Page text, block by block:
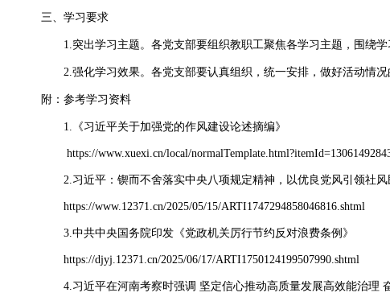
三、学习要求
1.突出学习主题。各党支部要组织教职工聚焦各学习主题，围绕学
2.强化学习效果。各党支部要认真组织，统一安排，做好活动情况
附：参考学习资料
1.《习近平关于加强党的作风建设论述摘编》
https://www.xuexi.cn/local/
2.习近平：锲而不舍落实中央八项规定精神，以优良党风引领社风
https://www.12371.cn/2025/05/15/ARTI1747294858046816.shtml
3.中共中央国务院印发《党政机关厉行节约反对浪费条例》
https://djyj.12371.cn/2025/06/17/ARTI1750124199507990.shtml
4.习近平在河南考察时强调 坚定信心推动高质量发展高效能治理